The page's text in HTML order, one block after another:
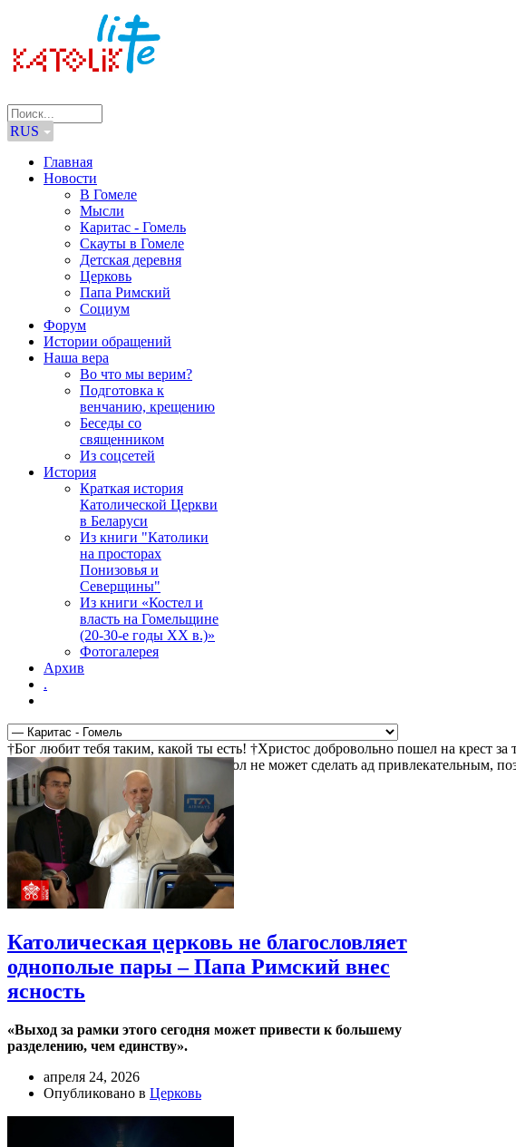
RUS
Главная
Новости
В Гомеле
Мысли
Каритас - Гомель
Скауты в Гомеле
Детская деревня
Церковь
Папа Римский
Социум
Форум
Истории обращений
Наша вера
Во что мы верим?
Подготовка к
венчанию, крещению
Беседы со
священником
Из соцсетей
История
Краткая история
Католической Церкви
в Беларуси
Из книги "Католики
на просторах
Понизовья и
Северщины"
Из книги «Костел и
власть на Гомельщине
(20-30-е годы ХХ в.)»
Фотогалерея
Архив
.
†Бог любит тебя таким, какой ты есть! †Христос добровольно пошел на крест
ждет тебя! †Христос воскрес! †Дьявол не может сделать ад привлекательным,
Католическая церковь не благословляет
однополые пары – Папа Римский внес
ясность
«Выход за рамки этого сегодня может привести к большему
разделению, чем единству».
апреля 24, 2026
Опубликовано в Церковь